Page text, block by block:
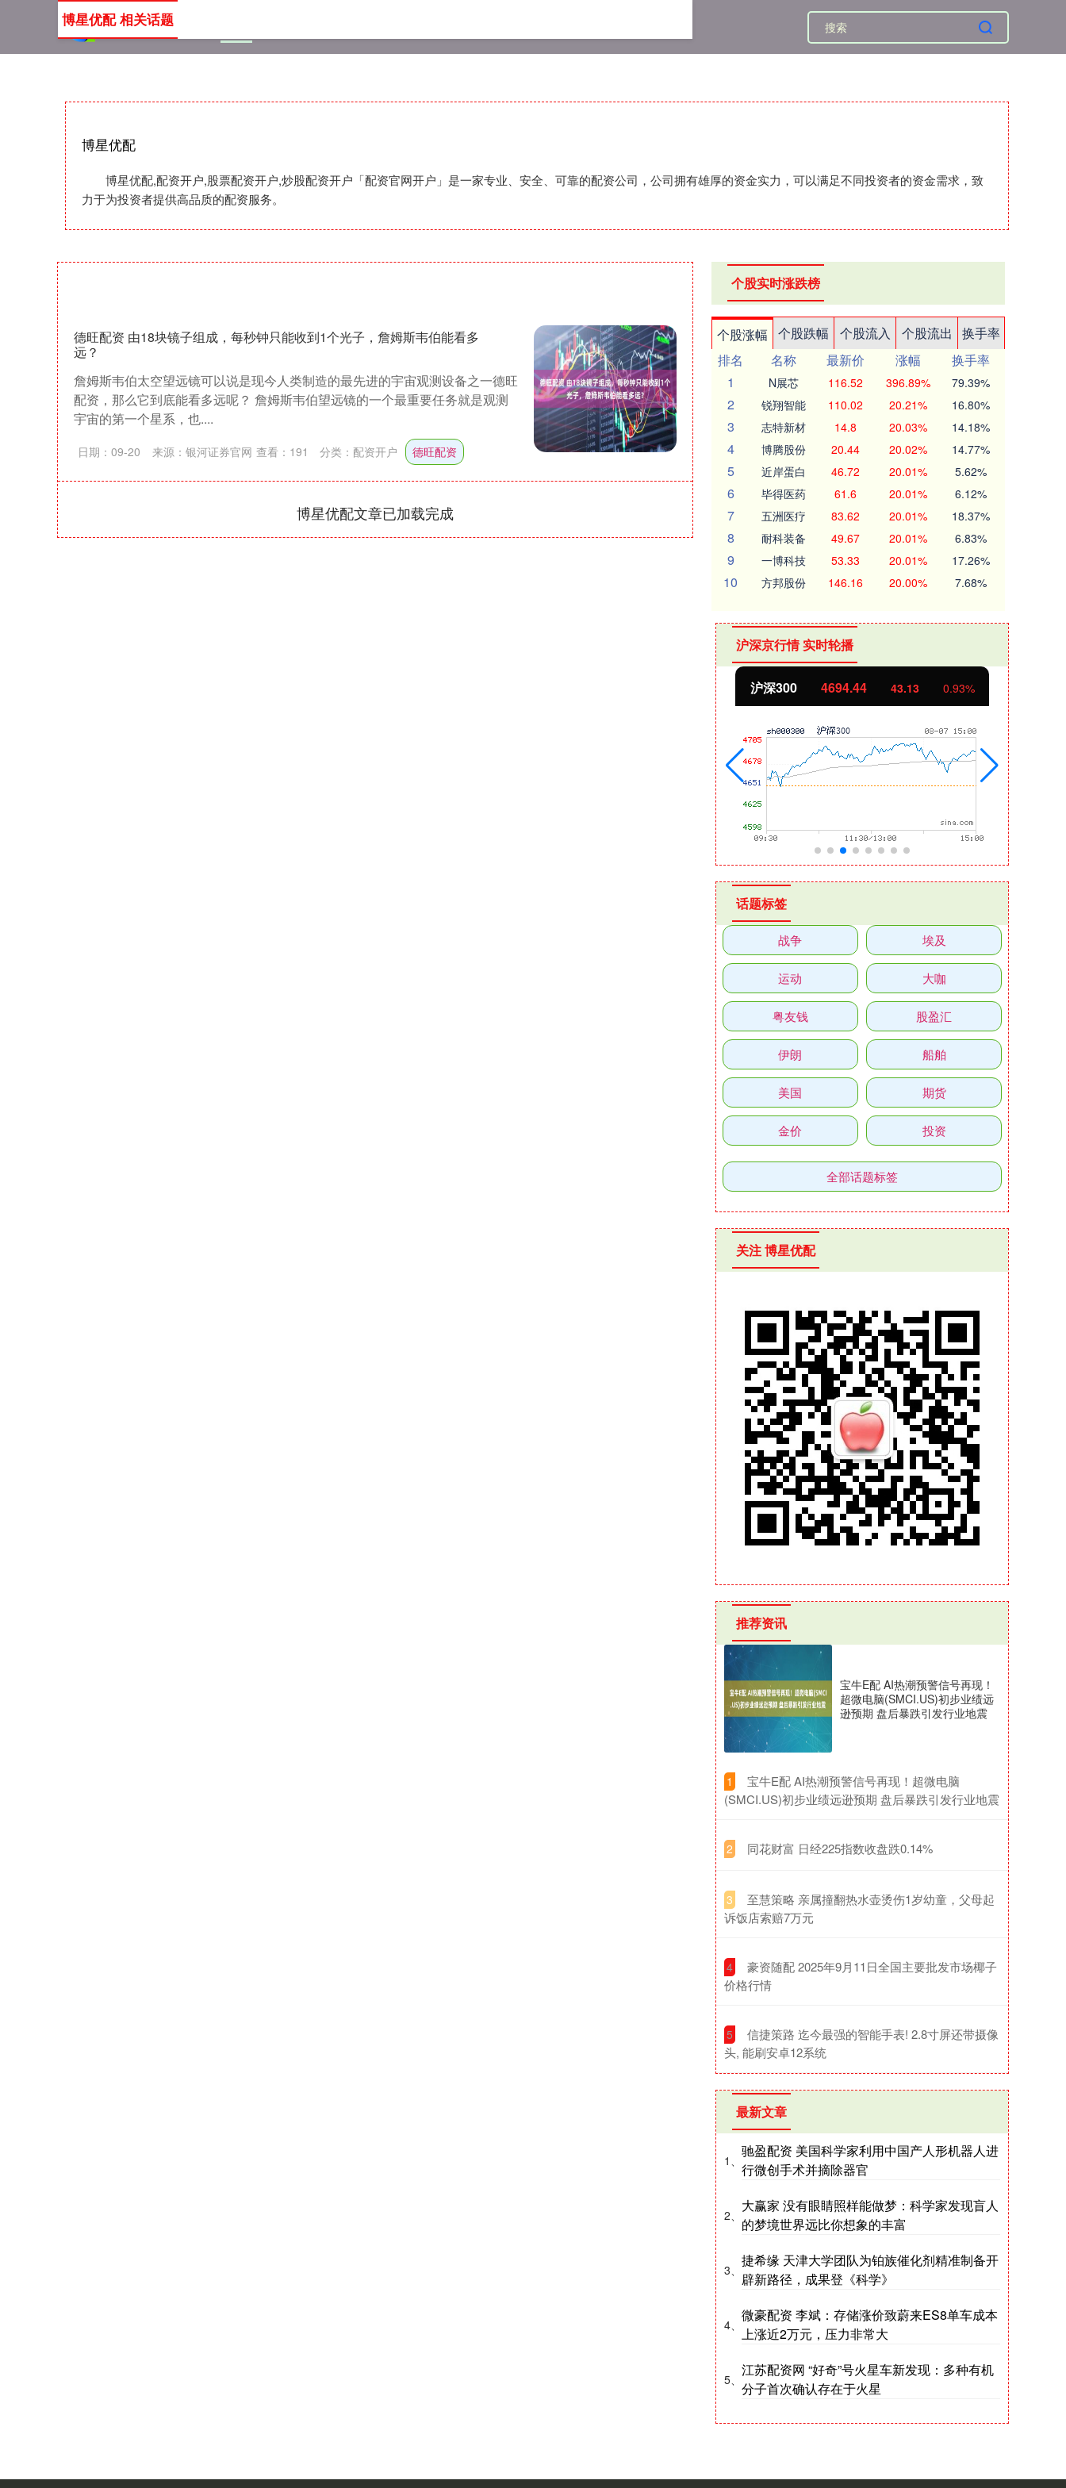
博星优配
博星优配,配资开户,股票配资开户,炒股配资开户「配资官网开户」是一家专业、安全、可靠的配资公司，公司拥有雄厚的资金实力，可以满足不同投资者的资金需求，致
力于为投资者提供高品质的配资服务。
博星优配 相关话题
德旺配资 由18块镜子组成，每秒钟只能收到1个光子，詹姆斯韦伯能看多
远？
詹姆斯韦伯太空望远镜可以说是现今人类制造的最先进的宇宙观测设备之一德旺
配资，那么它到底能看多远呢？ 詹姆斯韦伯望远镜的一个最重要任务就是观测
宇宙的第一个星系，也....
日期：09-20 来源：银河证券官网 查看： 191 分类： 配资开户 德旺配资
博星优配文章已加载完成
个股实时涨跌榜
个股涨幅 个股跌幅 个股流入 个股流出
换手率
排名
名称 最新价 涨幅
换手率
1
N展芯 116.52 396.89% 79.39%
2 锐翔智能 110.02 20.21% 16.80%
3 志特新材 14.8 20.03% 14.18%
4 博腾股份 20.44 20.02% 14.77%
5 近岸蛋白 46.72 20.01% 5.62%
6 毕得医药 61.6 20.01% 6.12%
7 五洲医疗 83.62 20.01% 18.37%
8 耐科装备 49.67 20.01% 6.83%
9 一博科技 53.33 20.01% 17.26%
10 方邦股份 146.16 20.00% 7.68%
沪深京行情 实时轮播
沪深300 4694.44 43.13 0.93%
话题标签
战争 埃及
运动 大咖
粤友钱 股盈汇
伊朗 船舶
美国 期货
金价 投资
全部话题标签
关注 博星优配
推荐资讯
宝牛E配 AI热潮预警信号再现！
超微电脑(SMCI.US)初步业绩远
逊预期 盘后暴跌引发行业地震
1
​宝牛E配 AI热潮预警信号再现！超微电脑
(SMCI.US)初步业绩远逊预期 盘后暴跌引发行业地震
2 ​同花财富 日经225指数收盘跌0.14%
3
​至慧策略 亲属撞翻热水壶烫伤1岁幼童，父母起
诉饭店索赔7万元
4
​豪资随配 2025年9月11日全国主要批发市场椰子
价格行情
5
​信捷策路 迄今最强的智能手表! 2.8寸屏还带摄像
头, 能刷安卓12系统
最新文章
1、
驰盈配资 美国科学家利用中国产人形机器人进
行微创手术并摘除器官
2、
大赢家 没有眼睛照样能做梦：科学家发现盲人
的梦境世界远比你想象的丰富
3、
捷希缘 天津大学团队为铂族催化剂精准制备开
辟新路径，成果登《科学》
4、
微豪配资 李斌：存储涨价致蔚来ES8单车成本
上涨近2万元，压力非常大
5、
江苏配资网 “好奇”号火星车新发现：多种有机
分子首次确认存在于火星